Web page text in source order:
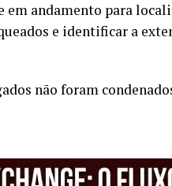
em andamento para
e identificar a
não foram